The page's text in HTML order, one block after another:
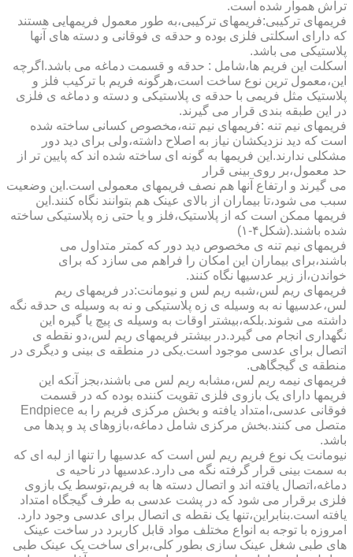
تراش هموار شده است.
فریمهای ترکیبی:فریمهای ترکیبی،به طور معمول فریمهایی هستند
که دارای اسکلتی فلزی بوده و حدقه ی فوقانی و دسته های آنها
پلاستیکی می باشد.
اسکلت این فریم ها،شامل : حدقه و قسمت دماغه می باشد.اگرچه
این،معمول ترین نوع ساخت است،هرگونه فریم با ترکیب فلز و
پلاستیک مثل فریمی با حدقه ی پلاستیکی و دسته و دماغه ی فلزی
در این طبقه بندی قرار می گیرند.
فریمهای نیم تنه :فریمهای نیم تنه،مخصوص کسانی ساخته شده
است که دید نزدیکشان نیاز به اصلاح داشته،ولی برای دید دور
مشکلی ندارند.این فریمها به گونه ای ساخته شده اند که پایین تر از
حد معمول،بر روی بینی قرار
می گیرند و ارتفاع آنها هم نصف فریمهای معمولی است.این وضعیت
سبب می شود،تا بیماران از بالای عینک هم بتوانند نگاه کنند.این
فریمها ممکن است که از پلاستیک،فلز و یا حتی زه پلاستیکی ساخته
شده باشند.(شکل۴-۱)
فریمهای نیم تنه ی مخصوص دید دور که کمتر متداول می
باشند،برای بیماران این امکان را فراهم می سازد که برای
خواندن،از زیر عدسیها نگاه کنند.
فریمهای ریم لس،شبه ریم لس و نیومانت:در فریمهای ریم
لس،عدسیها نه به وسیله ی زه پلاستیکی و نه به وسیله ی حدقه نگه
داشته می شوند.بلکه،بیشتر اوقات به وسیله ی پیچ یا گیره این
نگهداری انجام می گیرد.در بیشتر فریمهای ریم لس،دو نقطه ی
اتصال برای عدسی موجود است.یکی در منطقه ی بینی و دیگری در
منطقه ی گیجگاهی.
فریمهای نیمه ریم لس،مشابه ریم لس می باشند،بجز آنکه این
فریمها دارای یک بازوی فلزی تقویت کننده بوده که در قسمت
فوقانی عدسی،امتداد یافته و بخش مرکزی فریم را به Endpiece
متصل می کنند.بخش مرکزی شامل دماغه،بازوهای پد و پدها می
باشد.
نیومانت یک نوع فریم ریم لس است که عدسیها را تنها از لبه ای که
به سمت بینی قرار گرفته نگه می دارد.عدسیها در ناحیه ی
دماغه،اتصال یافته اند و اتصال دسته ها به فریم،توسط یک بازوی
فلزی برقرار می شود که در پشت عدسی به طرف گیجگاه امتداد
یافته است.بنابراین،تنها یک نقطه ی اتصال برای عدسی وجود دارد.
امروزه با توجه به انواع مختلف مواد قابل کاربرد در ساخت عینک
های طبی شغل عینک سازی بطور کلی،برای ساخت یک عینک طبی